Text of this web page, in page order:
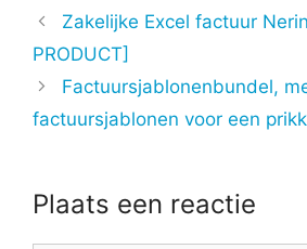
Zakelijke Excel factuur
PRODUCT]
Factuursjablonenbundel,
factuursjablonen voor een
Plaats een reactie